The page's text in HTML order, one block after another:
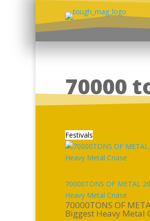
70000
Festivals
70000TONS OF METAL
Heavy Metal Cruise
70000TONS OF
Biggest Heavy Metal